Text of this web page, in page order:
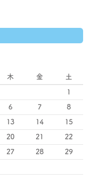
木 金 土
1
6 7 8
13 14 15
20 21 22
27 28 29